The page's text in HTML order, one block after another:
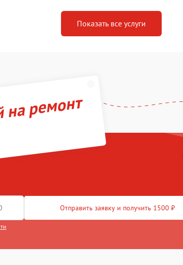
Показать все услуги
ремонт
Отправить заявку и получить 1500 ₽